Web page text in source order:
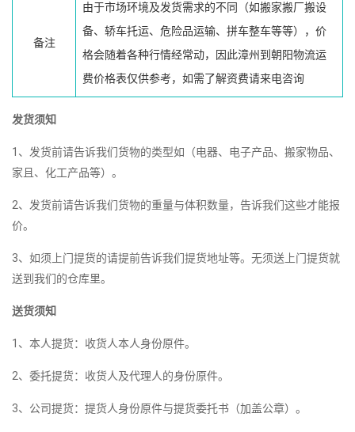
备注
由于市场环境及发货需求的不同（如搬家搬厂搬设
备、轿车托运、危险品运输、拼车整车等等），价
格会随着各种行情经常动，因此漳州到朝阳物流运
费价格表仅供参考，如需了解资费请来电咨询
发货须知
1、发货前请告诉我们货物的类型如（电器、电子产品、搬家物品、
家且、化工产品等）。
2、发货前请告诉我们货物的重量与体积数量，告诉我们这些才能报
价。
3、如须上门提货的请提前告诉我们提货地址等。无须送上门提货就
送到我们的仓库里。
送货须知
1、本人提货：收货人本人身份原件。
2、委托提货：收货人及代理人的身份原件。
3、公司提货：提货人身份原件与提货委托书（加盖公章）。